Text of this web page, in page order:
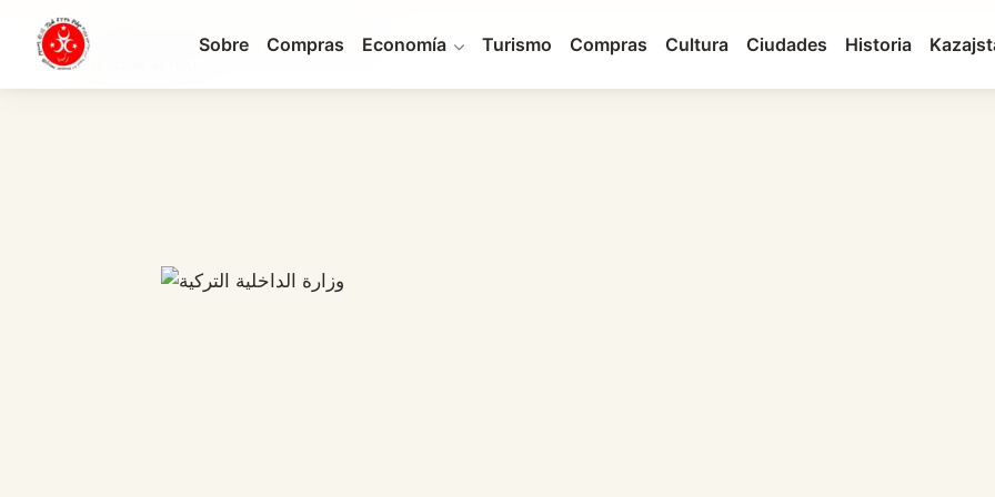
Sobre Compras Economía Turismo Compras Cultura Ciudades Historia
Ministerio del Interior de Turquía: Funciones y...